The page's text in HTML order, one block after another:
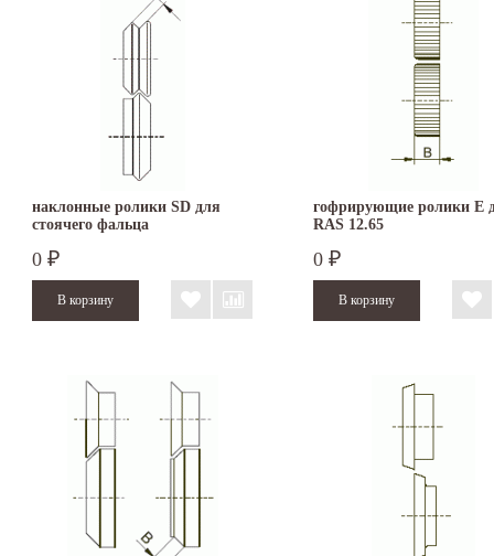
наклонные ролики SD для
стоячего фальца
0 ₽
гофрирующие ролики E
RAS 12.65
0 ₽